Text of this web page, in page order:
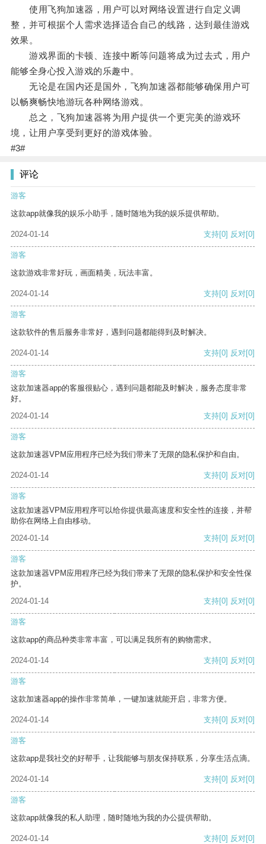
使用飞狗加速器，用户可以对网络设置进行自定义调
整，并可根据个人需求选择适合自己的线路，达到最佳游戏
效果。
游戏界面的卡顿、连接中断等问题将成为过去式，用户
能够全身心投入游戏的乐趣中。
无论是在国内还是国外，飞狗加速器都能够确保用户可
以畅爽畅快地游玩各种网络游戏。
总之，飞狗加速器将为用户提供一个更完美的游戏环
境，让用户享受到更好的游戏体验。
#3#
评论
游客
这款app就像我的娱乐小助手，随时随地为我的娱乐提供帮助。
2024-01-14 支持[0] 反对[0]
游客
这款游戏非常好玩，画面精美，玩法丰富。
2024-01-14 支持[0] 反对[0]
游客
这款软件的售后服务非常好，遇到问题都能得到及时解决。
2024-01-14 支持[0] 反对[0]
游客
这款加速器app的客服很贴心，遇到问题都能及时解决，服务态度非常
好。
2024-01-14
支持[0] 反对[0]
游客
这款加速器VPM应用程序已经为我们带来了无限的隐私保护和自由。
2024-01-14 支持[0] 反对[0]
游客
这款加速器VPM应用程序可以给你提供最高速度和安全性的连接，并帮
助你在网络上自由移动。
2024-01-14
支持[0] 反对[0]
游客
这款加速器VPM应用程序已经为我们带来了无限的隐私保护和安全性保
护。
2024-01-14
支持[0] 反对[0]
游客
这款app的商品种类非常丰富，可以满足我所有的购物需求。
2024-01-14 支持[0] 反对[0]
游客
这款加速器app的操作非常简单，一键加速就能开启，非常方便。
2024-01-14 支持[0] 反对[0]
游客
这款app是我社交的好帮手，让我能够与朋友保持联系，分享生活点滴。
2024-01-14 支持[0] 反对[0]
游客
这款app就像我的私人助理，随时随地为我的办公提供帮助。
2024-01-14 支持[0] 反对[0]